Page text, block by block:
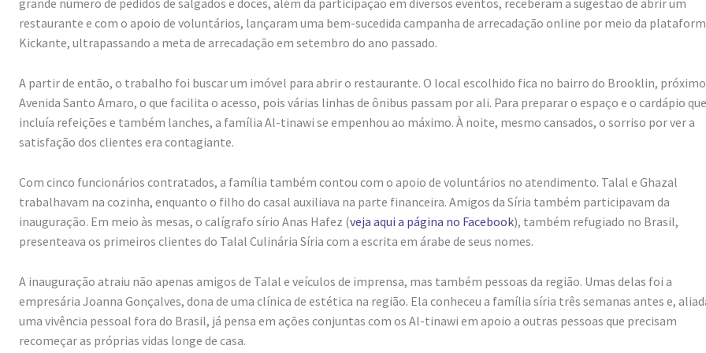
restaurante e com o apoio de voluntários, lançaram uma bem-sucedida campanha de arrecadação online por meio da
Kickante, ultrapassando a meta de arrecadação em setembro do ano passado.
A partir de então, o trabalho foi buscar um imóvel para abrir o restaurante. O local escolhido fica no bairro do Brooklin,
Avenida Santo Amaro, o que facilita o acesso, pois várias linhas de ônibus passam por ali. Para preparar o espaço e o cardápio que
incluía refeições e também lanches, a família Al-tinawi se empenhou ao máximo. À noite, mesmo cansados, o sorriso por ver a
satisfação dos clientes era contagiante.
Com cinco funcionários contratados, a família também contou com o apoio de voluntários no atendimento. Talal e Ghazal
trabalhavam na cozinha, enquanto o filho do casal auxiliava na parte financeira. Amigos da Síria também participavam da
inauguração. Em meio às mesas, o calígrafo sírio Anas Hafez (veja aqui a página no Facebook), também refugiado no Brasil,
presenteava os primeiros clientes do Talal Culinária Síria com a escrita em árabe de seus nomes.
A inauguração atraiu não apenas amigos de Talal e veículos de imprensa, mas também pessoas da região. Umas delas foi a
empresária Joanna Gonçalves, dona de uma clínica de estética na região. Ela conheceu a família síria três semanas antes e,
uma vivência pessoal fora do Brasil, já pensa em ações conjuntas com os Al-tinawi em apoio a outras pessoas que precisam
recomeçar as próprias vidas longe de casa.